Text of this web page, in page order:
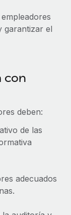
garantizar el
con
deben:
de las
adecuados